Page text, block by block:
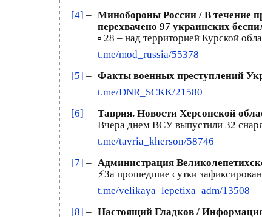
[4] – Минобороны России / В течение
перехвачено 97 украинских
▫️ 28 – над территорией Курской
t.me/mod_russia/55378
[5] – Факты военных преступлений
t.me/DNR_SCKK/21580
[6] – Таврия. Новости Херсонской
Вчера днем ВСУ выпустили 32
t.me/tavria_kherson/58746
[7] – Администрация
⚡️За прошедшие сутки
t.me/velikaya_lepetixa_adm/13508
[8] – Настоящий Гладков /